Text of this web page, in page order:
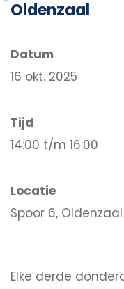
Oldenzaal
Datum
16 okt. 2025
Tijd
14:00 t/m 16:00
Locatie
Spoor 6, Oldenzaal
Elke derde